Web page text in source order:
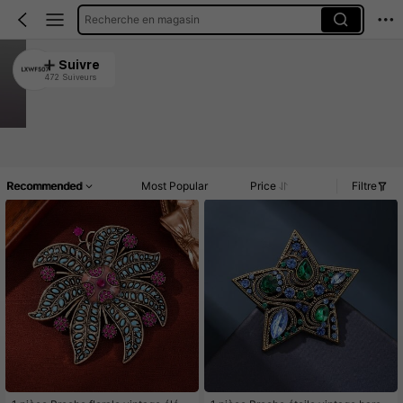
Recherche en magasin
LXWFS07
4.92
Suivre
472 Suiveurs
Recommended Most Popular Price Filtre